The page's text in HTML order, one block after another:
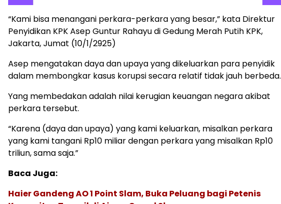
“Kami bisa menangani perkara-perkara yang besar,” kata Direktur
Penyidikan KPK Asep Guntur Rahayu di Gedung Merah Putih KPK,
Jakarta, Jumat (10/1/2925)
Asep mengatakan daya dan upaya yang dikeluarkan para penyidik
dalam membongkar kasus korupsi secara relatif tidak jauh berbeda.
Yang membedakan adalah nilai kerugian keuangan negara akibat
perkara tersebut.
“Karena (daya dan upaya) yang kami keluarkan, misalkan perkara
yang kami tangani Rp10 miliar dengan perkara yang misalkan Rp10
triliun, sama saja.”
Baca Juga:
Haier Gandeng AO 1 Point Slam, Buka Peluang bagi Petenis